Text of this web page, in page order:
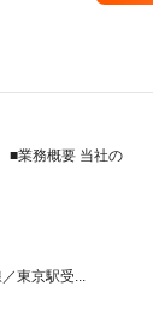
■業務概要 当社の
東京駅受...